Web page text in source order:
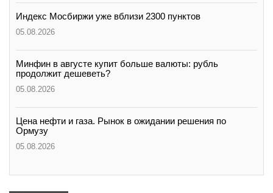
Индекс Мосбиржи уже вблизи 2300 пунктов
05.08.2026
Минфин в августе купит больше валюты: рубль
продолжит дешеветь?
05.08.2026
Цена нефти и газа. Рынок в ожидании решения по
Ормузу
05.08.2026